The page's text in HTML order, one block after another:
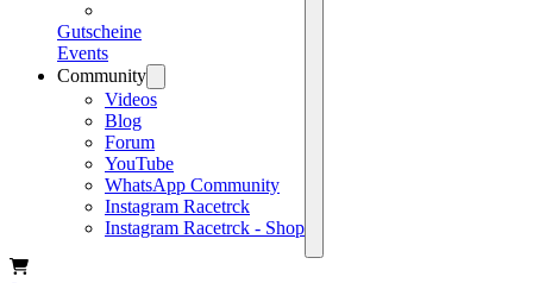
Gutscheine
Events
Community
Videos
Blog
Forum
YouTube
WhatsApp Community
Instagram Racetrck
Instagram Racetrck - Shop